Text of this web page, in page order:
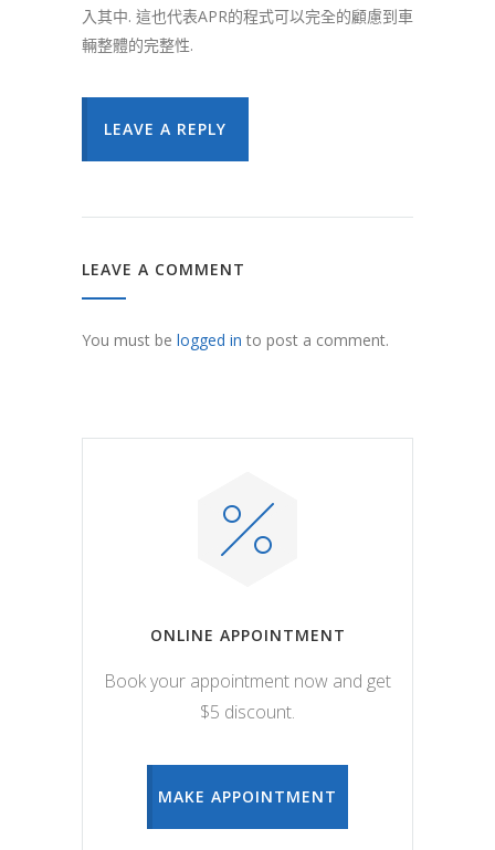
入其中. 這也代表APR的程式可以完全的顧慮到車
輛整體的完整性.
LEAVE A REPLY
LEAVE A COMMENT
You must be logged in to post a comment.
ONLINE APPOINTMENT
Book your appointment now and get
$5 discount.
MAKE APPOINTMENT